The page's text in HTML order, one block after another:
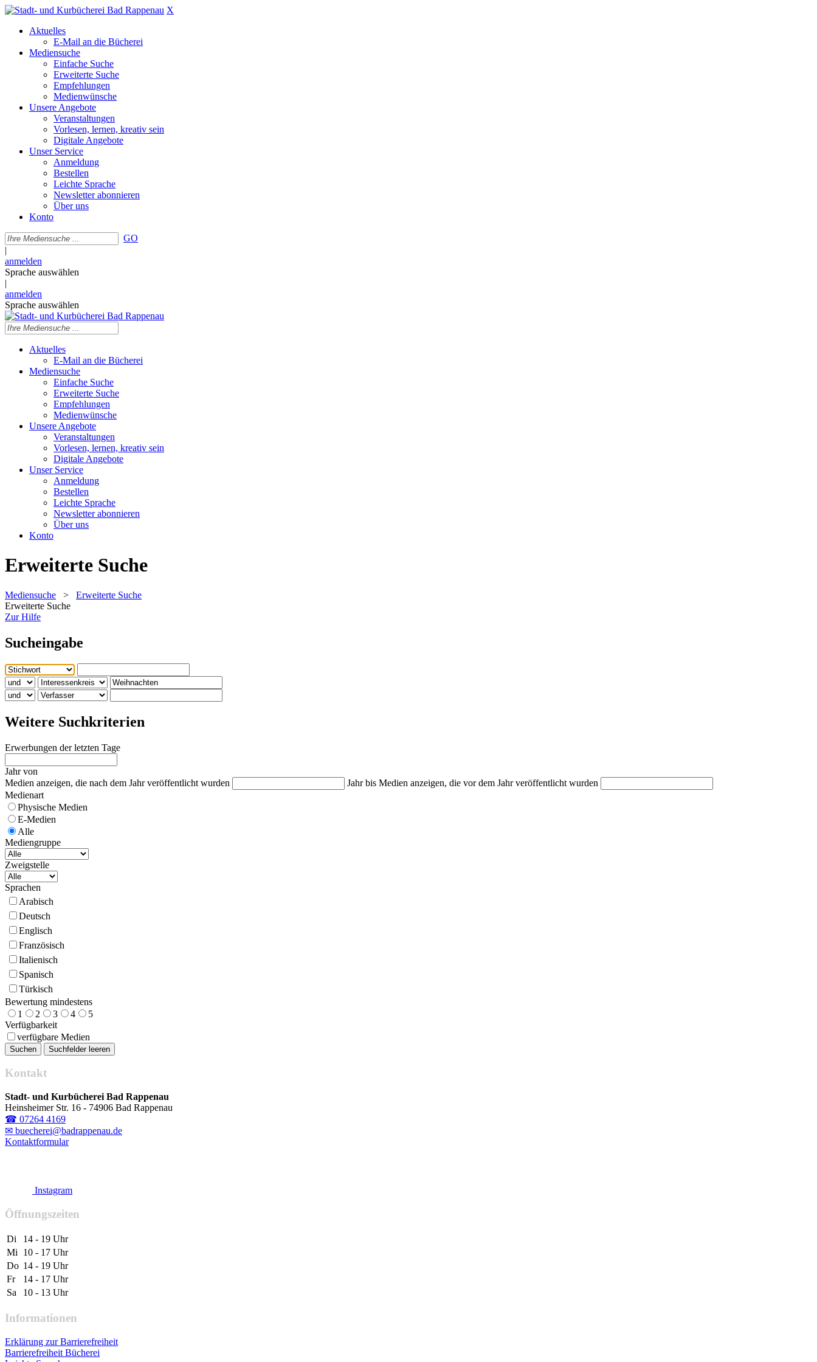
X
Aktuelles
E-Mail an die Bücherei
Mediensuche
Einfache Suche
Erweiterte Suche
Empfehlungen
Medienwünsche
Unsere Angebote
Veranstaltungen
Vorlesen, lernen, kreativ sein
Digitale Angebote
Unser Service
Anmeldung
Bestellen
Leichte Sprache
Newsletter abonnieren
Über uns
Konto
GO
|
anmelden
Sprache auswählen
|
anmelden
Sprache auswählen
Aktuelles
E-Mail an die Bücherei
Mediensuche
Einfache Suche
Erweiterte Suche
Empfehlungen
Medienwünsche
Unsere Angebote
Veranstaltungen
Vorlesen, lernen, kreativ sein
Digitale Angebote
Unser Service
Anmeldung
Bestellen
Leichte Sprache
Newsletter abonnieren
Über uns
Konto
Erweiterte Suche
Mediensuche > Erweiterte Suche
Erweiterte Suche
Zur Hilfe
Sucheingabe
Weitere Suchkriterien
Erwerbungen der letzten Tage
Jahr von
Medien anzeigen, die nach dem Jahr veröffentlicht wurden
Jahr bis Medien anzeigen, die vor dem Jahr veröffentlicht wurden
Medienart
Physische Medien
E-Medien
Alle
Mediengruppe
Zweigstelle
Sprachen
Arabisch
Deutsch
Englisch
Französisch
Italienisch
Spanisch
Türkisch
Bewertung mindestens
1
2 3 4
5
Verfügbarkeit
verfügbare Medien
Kontakt
Stadt- und Kurbücherei Bad Rappenau
Heinsheimer Str. 16 - 74906 Bad Rappenau
☎ 07264 4169
✉ buecherei@badrappenau.de
Kontaktformular
Instagram
Öffnungszeiten
Di
14 - 19 Uhr
Mi
10 - 17 Uhr
Do 14 - 19 Uhr
Fr
14 - 17 Uhr
Sa
10 - 13 Uhr
Informationen
Erklärung zur Barrierefreiheit
Barrierefreiheit Bücherei